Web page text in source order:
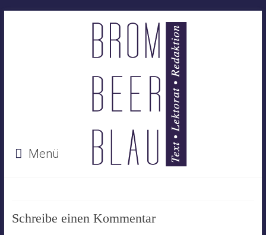
Menü
Schreibe einen Kommentar